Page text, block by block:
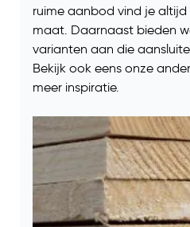
ruime aanbod vind je
maat. Daarnaast bieden
varianten aan die
Bekijk ook eens onze
meer inspiratie.